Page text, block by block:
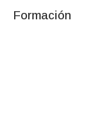
Formación